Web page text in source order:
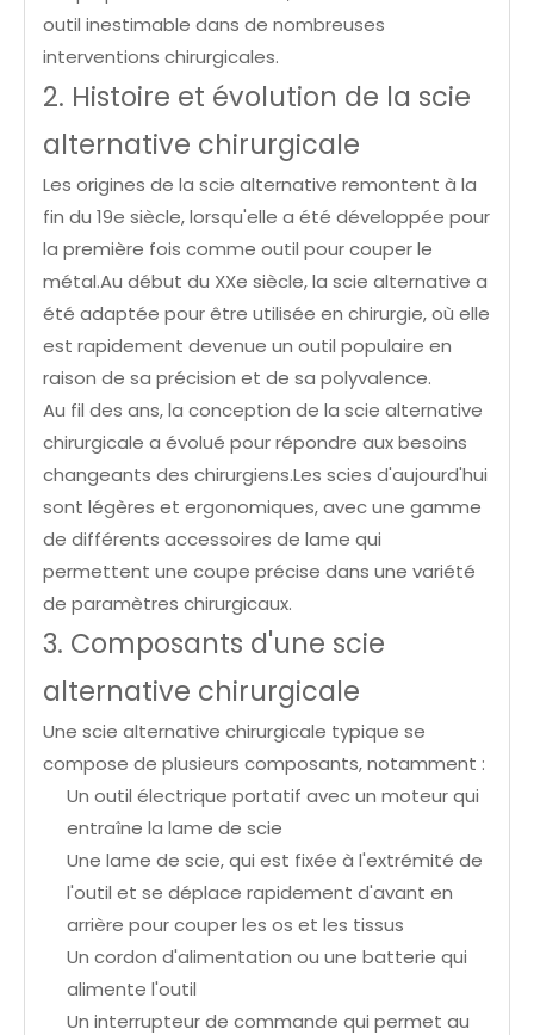
outil inestimable dans de nombreuses
interventions chirurgicales.
2. Histoire et évolution de la scie
alternative chirurgicale
Les origines de la scie alternative remontent à la
fin du 19e siècle, lorsqu'elle a été développée pour
la première fois comme outil pour couper le
métal.Au début du XXe siècle, la scie alternative a
été adaptée pour être utilisée en chirurgie, où elle
est rapidement devenue un outil populaire en
raison de sa précision et de sa polyvalence.
Au fil des ans, la conception de la scie alternative
chirurgicale a évolué pour répondre aux besoins
changeants des chirurgiens.Les scies d'aujourd'hui
sont légères et ergonomiques, avec une gamme
de différents accessoires de lame qui
permettent une coupe précise dans une variété
de paramètres chirurgicaux.
3. Composants d'une scie
alternative chirurgicale
Une scie alternative chirurgicale typique se
compose de plusieurs composants, notamment :
Un outil électrique portatif avec un moteur qui
entraîne la lame de scie
Une lame de scie, qui est fixée à l'extrémité de
l'outil et se déplace rapidement d'avant en
arrière pour couper les os et les tissus
Un cordon d'alimentation ou une batterie qui
alimente l'outil
Un interrupteur de commande qui permet au